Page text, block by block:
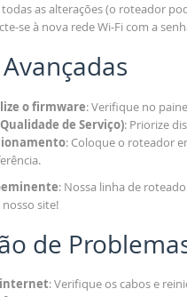
todas as alterações (o roteador
se à nova rede Wi-Fi com a
o firmware: Verifique no
de Serviço): Priorize
: Coloque o roteador
: Nossa linha de
site!
de
internet: Verifique os cabos e